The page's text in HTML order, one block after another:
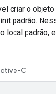
criar o objeto
init padrão.
local padrão,
C